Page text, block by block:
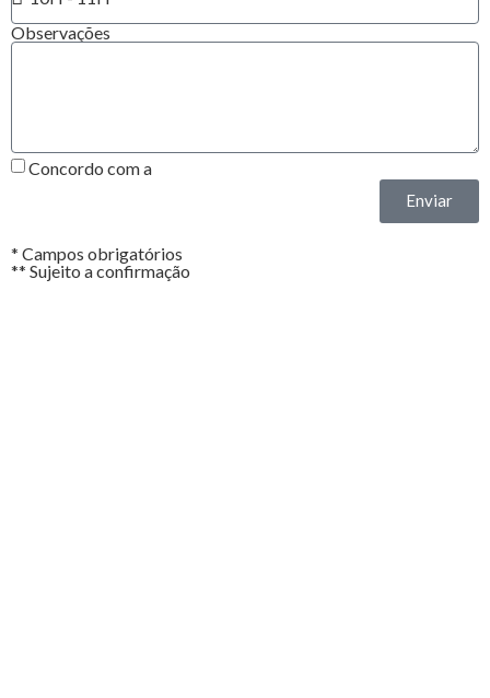
Observações
Concordo com a
Enviar
* Campos obrigatórios
** Sujeito a confirmação